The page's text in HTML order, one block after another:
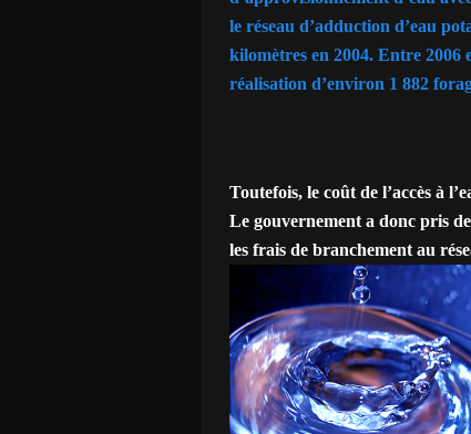
le réseau d’adduction d’eau
kilomètres en 2004. Entre 2006
réalisation d’environ 1 882
Toutefois, le coût de l’accès à
Le gouvernement a donc pris
les frais de branchement au